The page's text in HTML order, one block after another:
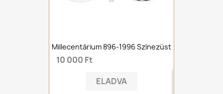
Millecentárium 896-1996 Színezüst
10 000 Ft
ELADVA